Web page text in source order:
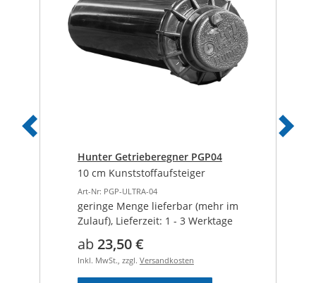
Hunter Getrieberegner PGP04
10 cm Kunststoffaufsteiger
Art-Nr: PGP-ULTRA-04
geringe Menge lieferbar (mehr im
Zulauf), Lieferzeit: 1 - 3 Werktage
ab23,50 €
Inkl. MwSt., zzgl. Versandkosten
Vorheriges